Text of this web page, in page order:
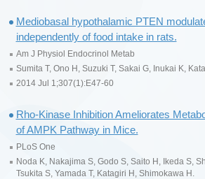
Mediobasal hypothalamic PTEN
independently of food intake in rats.
Am J Physiol Endocrinol Metab
Sumita T, Ono H, Suzuki T, Sakai G, Inukai K,
2014 Jul 1;307(1):E47-60
Rho-Kinase Inhibition Ameliorates
of AMPK Pathway in Mice.
PLoS One
Noda K, Nakajima S, Godo S, Saito H, Ikeda S,
Tsukita S, Yamada T, Katagiri H, Shimokawa H.